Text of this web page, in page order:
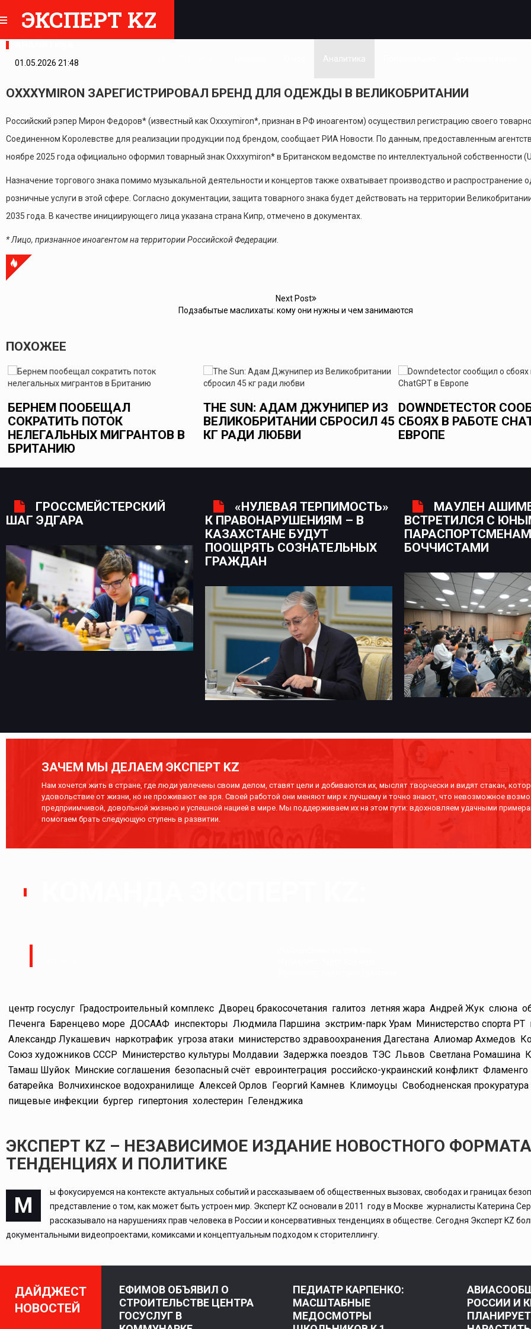
ЭКСПЕРТ KZ
Аналитика
01.05.2026 21:48
OXXXYMIRON ЗАРЕГИСТРИРОВАЛ БРЕНД ДЛЯ ОДЕЖДЫ В ВЕЛИКОБРИТАНИИ
Российский рэпер Мирон Федоров* (известный как Oxxxymiron*, признан в РФ иноагентом) осуществил регистрацию своего
Соединенном Королевстве для реализации продукции под брендом, сообщает РИА Новости. По данным, предоставленным
ноябре 2025 года официально оформил товарный знак Oxxxymiron* в Британском ведомстве по интеллектуальной собственности
Назначение торгового знака помимо музыкальной деятельности и концертов также охватывает производство и распространение
розничные услуги в этой сфере. Согласно документации, защита товарного знака будет действовать на территории
2035 года. В качестве инициирующего лица указана страна Кипр, отмечено в документах.
* Лицо, признанное иноагентом на территории Российской Федерации.
Next Post
Подзабытые маслихаты: кому они нужны и чем занимаются
ПОХОЖЕЕ
БЕРНЕМ ПООБЕЩАЛ
СОКРАТИТЬ ПОТОК
НЕЛЕГАЛЬНЫХ МИГРАНТОВ В
БРИТАНИЮ
THE SUN: АДАМ ДЖУНИПЕР ИЗ
ВЕЛИКОБРИТАНИИ СБРОСИЛ 45
КГ РАДИ ЛЮБВИ
DOWNDETECTOR
СБОЯХ В РАБОТЕ
ЕВРОПЕ
ГРОССМЕЙСТЕРСКИЙ
ШАГ ЭДГАРА
«НУЛЕВАЯ ТЕРПИМОСТЬ»
К ПРАВОНАРУШЕНИЯМ – В
КАЗАХСТАНЕ БУДУТ
ПООЩРЯТЬ СОЗНАТЕЛЬНЫХ
ГРАЖДАН
МАУЛЕН
ВСТРЕТИЛСЯ С
БОЧЧИСТАМИ
ЗАЧЕМ МЫ ДЕЛАЕМ ЭКСПЕРТ KZ
Нам хочется жить в стране, где люди увлечены своим делом, ставят цели и добиваются их, мыслят творчески и видят стакан,
удовольствие от жизни, но не проживают ее зря. Своей работой они меняют мир к лучшему и точно знают, что невозможное
предприимчивой, довольной жизнью и успешной нацией в мире. Мы поддерживаем их на этом пути: вдохновляем удачными
помогаем брать следующую ступень в развитии.
центр госуслуг Градостроительный комплекс Дворец бракосочетания галитоз летняя жара Андрей Жук слюна
Печенга Баренцево море ДОСААФ инспекторы Людмила Паршина экстрим-парк Урам Министерство спорта РТ
Александр Лукашевич наркотрафик угроза атаки министерство здравоохранения Дагестана Алиомар Ахмедов
Союз художников СССР Министерство культуры Молдавии Задержка поездов ТЭС Львов Светлана Ромашина
Тамаш Шуйок Минские соглашения безопасный счёт евроинтеграция российско-украинский конфликт Фламенго
батарейка Волчихинское водохранилище Алексей Орлов Георгий Камнев Климоуцы Свободненская прокуратура
пищевые инфекции бургер гипертония холестерин Геленджика
ЭКСПЕРТ KZ – НЕЗАВИСИМОЕ ИЗДАНИЕ НОВОСТНОГО
ТЕНДЕНЦИЯХ И ПОЛИТИКЕ
М
ы фокусируемся на контексте актуальных событий и рассказываем об общественных вызовах, свободах и границах
представление о том, как может быть устроен мир. Эксперт KZ основали в 2011 году в Москве журналисты Катерина
рассказывало на нарушениях прав человека в России и консервативных тенденциях в обществе. Сегодня Эксперт KZ
документальными видеопроектами, комиксами и концептуальным подходом к сторителлингу.
ДАЙДЖЕСТ
НОВОСТЕЙ
ЕФИМОВ ОБЪЯВИЛ О
СТРОИТЕЛЬСТВЕ ЦЕНТРА
ГОСУСЛУГ В
ПЕДИАТР КАРПЕНКО:
МАСШТАБНЫЕ
МЕДОСМОТРЫ
РОССИИ И